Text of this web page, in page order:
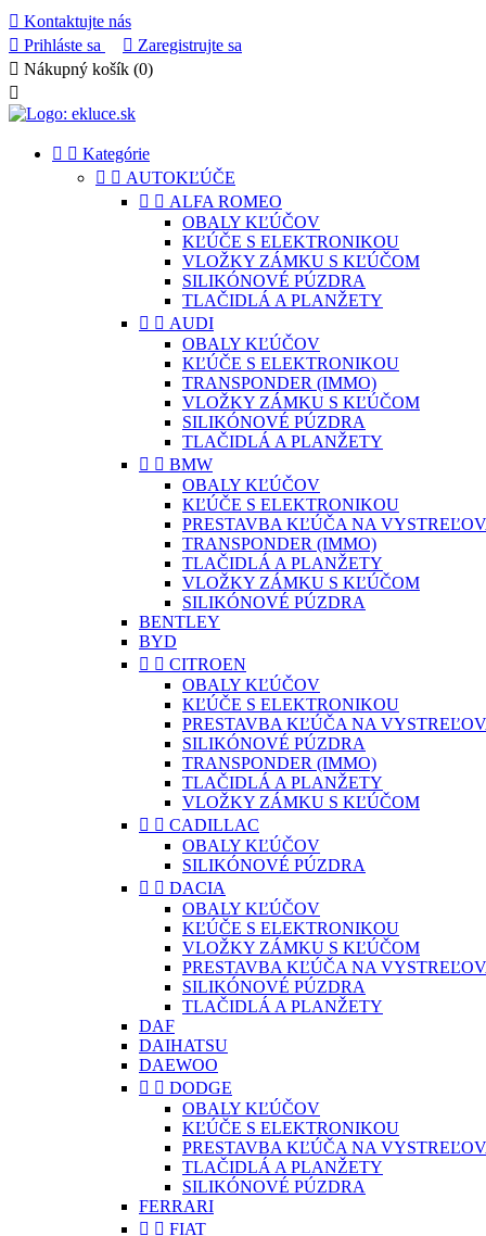
 Kontaktujte nás
 Prihláste sa  Zaregistrujte sa
 Nákupný košík (0)

  Kategórie
  AUTOKĽÚČE
  ALFA ROMEO
OBALY KĽÚČOV
KĽÚČE S ELEKTRONIKOU
VLOŽKY ZÁMKU S KĽÚČOM
SILIKÓNOVÉ PÚZDRA
TLAČIDLÁ A PLANŽETY
  AUDI
OBALY KĽÚČOV
KĽÚČE S ELEKTRONIKOU
TRANSPONDER (IMMO)
VLOŽKY ZÁMKU S KĽÚČOM
SILIKÓNOVÉ PÚZDRA
TLAČIDLÁ A PLANŽETY
  BMW
OBALY KĽÚČOV
KĽÚČE S ELEKTRONIKOU
PRESTAVBA KĽÚČA NA
TRANSPONDER (IMMO)
TLAČIDLÁ A PLANŽETY
VLOŽKY ZÁMKU S KĽÚČOM
SILIKÓNOVÉ PÚZDRA
BENTLEY
BYD
  CITROEN
OBALY KĽÚČOV
KĽÚČE S ELEKTRONIKOU
PRESTAVBA KĽÚČA NA
SILIKÓNOVÉ PÚZDRA
TRANSPONDER (IMMO)
TLAČIDLÁ A PLANŽETY
VLOŽKY ZÁMKU S KĽÚČOM
  CADILLAC
OBALY KĽÚČOV
SILIKÓNOVÉ PÚZDRA
  DACIA
OBALY KĽÚČOV
KĽÚČE S ELEKTRONIKOU
VLOŽKY ZÁMKU S KĽÚČOM
PRESTAVBA KĽÚČA NA
SILIKÓNOVÉ PÚZDRA
TLAČIDLÁ A PLANŽETY
DAF
DAIHATSU
DAEWOO
  DODGE
OBALY KĽÚČOV
KĽÚČE S ELEKTRONIKOU
PRESTAVBA KĽÚČA NA
TLAČIDLÁ A PLANŽETY
SILIKÓNOVÉ PÚZDRA
FERRARI
  FIAT